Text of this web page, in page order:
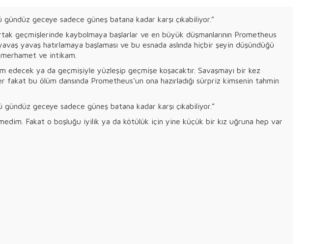
geceye sadece güneş batana kadar karşı çıkabiliyor.”
geçmişlerinde kaybolmaya başlarlar ve en büyük düşmanlarının Prometheus
yavaş hatırlamaya başlaması ve bu esnada aslında hiçbir şeyin düşündüğü
merhamet ve intikam.
ya da geçmişiyle yüzleşip geçmişe koşacaktır. Savaşmayı bir kez
bu ölüm dansında Prometheus’un ona hazırladığı sürpriz kimsenin tahmin
geceye sadece güneş batana kadar karşı çıkabiliyor.”
Fakat o boşluğu iyilik ya da kötülük için yine küçük bir kız uğruna hep var